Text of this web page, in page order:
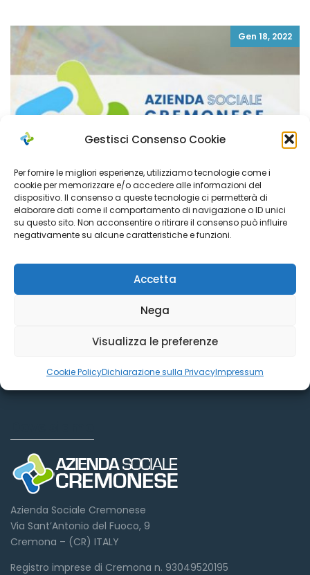
Gestisci Consenso Cookie
Per fornire le migliori esperienze, utilizziamo tecnologie come i
cookie per memorizzare e/o accedere alle informazioni del
dispositivo. Il consenso a queste tecnologie ci permetterà di
elaborare dati come il comportamento di navigazione o ID unici
su questo sito. Non acconsentire o ritirare il consenso può influire
negativamente su alcune caratteristiche e funzioni.
Accetta
Nega
Visualizza le preferenze
Cookie PolicyDichiarazione sulla PrivacyImpressum
Gen 18, 2022
PICCIONI FRANCESCA
Azienda Sociale Cremonese
Via Sant’Antonio del Fuoco, 9
Cremona – (CR) ITALY
Registro imprese di Cremona n. 93049520195